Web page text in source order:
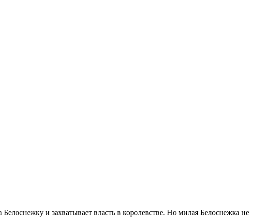
и захватывает власть в королевстве. Но милая Белоснежка не